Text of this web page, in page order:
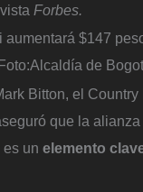
Forbes.
aumentará $147
Foto:Alcaldía de
Bitton, el Country
que la alianza
es un elemento